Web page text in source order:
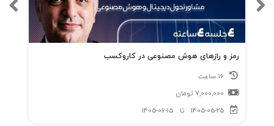
رمز و رازهای هوش مصنوعی در کاروکسب
7,000,000 تومان
1405-05-25
تا 1405-06-15